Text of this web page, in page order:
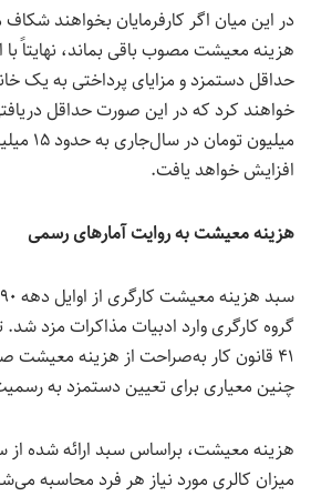
در این میان اگر کارفرمایان بخواهند
میلیون
افزایش خواهد یافت.
هزینه معیشت به روایت آمارهای رسمی
گروه کارگری وارد ادبیات مذاکرات مزد شد.
۴۱ قانون کار به‌صراحت از هزینه
چنین معیاری برای تعیین دستمزد به
هزینه معیشت، براساس سبد ارائه شده از
میزان کالری مورد نیاز هر فرد محاسبه